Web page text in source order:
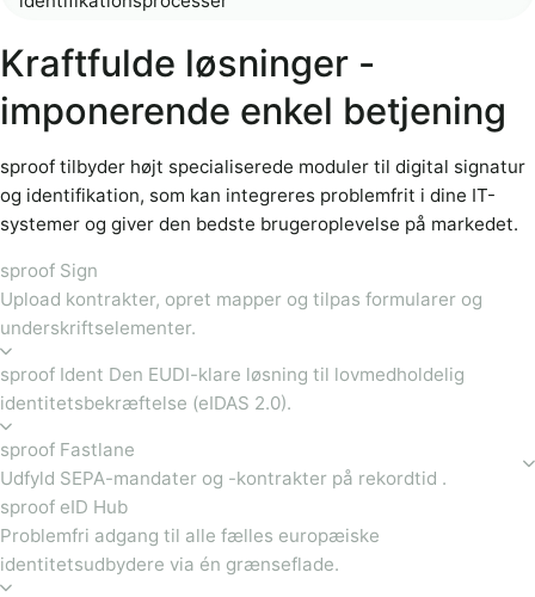
Kraftfulde løsninger -
imponerende enkel betjening
sproof tilbyder højt specialiserede moduler til digital signatur
og identifikation, som kan integreres problemfrit i dine IT-
systemer og giver den bedste brugeroplevelse på markedet.
sproof Sign
Upload kontrakter, opret mapper og tilpas formularer og
underskriftselementer.
sproof Ident Den EUDI-klare løsning til lovmedholdelig
identitetsbekræftelse (eIDAS 2.0).
sproof Fastlane
Udfyld SEPA-mandater og -kontrakter på rekordtid .
sproof eID Hub
Problemfri adgang til alle fælles europæiske
identitetsudbydere via én grænseflade.